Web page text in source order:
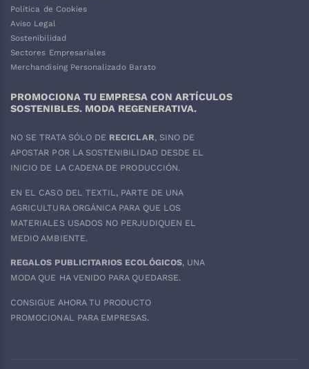
Política de Cookies
Aviso Legal
Sostenibilidad
Sectores Empresariales
Merchandising Personalizado Barato
PROMOCIONA TU EMPRESA CON ARTÍCULOS
SOSTENIBLES. MODA REGENERATIVA.
NO SE TRATA SÓLO DE RECICLAR, SINO DE
APOSTAR POR LA SOSTENIBILIDAD DESDE EL
INICIO DE LA CADENA DE PRODUCCIÓN.
EN EL CASO DEL TEXTIL , PARTE DE UNA
AGRICULTURA ORGÁNICA PARA QUE LOS
MATERIALES USADOS NO PERJUDIQUEN EL
MEDIO AMBIENTE.
REGALOS PUBLICITARIOS ECOLÓGICOS, UNA
MODA QUE HA VENIDO PARA QUEDARSE.
CONSIGUE AHORA TU PRODUCTO
PROMOCIONAL PARA EMPRESAS.